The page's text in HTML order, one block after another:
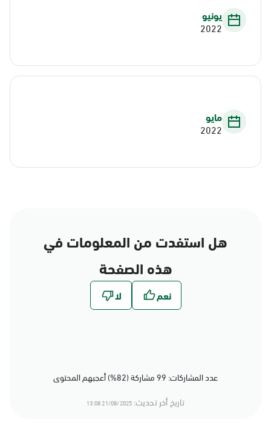
يونيو
2022
مايو
2022
هل استفدت من المعلومات في
هذه الصفحة
عدد المشاركات: 99 مشاركة (82%) أعجبهم المحتوى
تاريخ أخر تحديث: 21/08/2025 13:08